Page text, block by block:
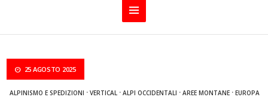
25 AGOSTO 2025
ALPINISMO E SPEDIZIONI ·VERTICAL ·ALPI OCCIDENTALI ·AREE MONTANE ·EUROPA